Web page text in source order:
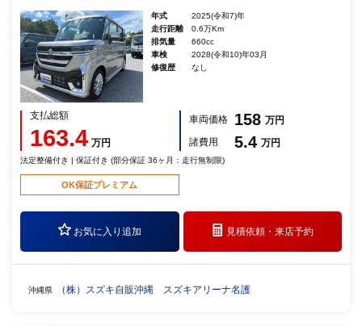
年式
2025(令和7)年
走行距離
0.6万Km
排気量
660cc
車検
2028(令和10)年03月
修復歴
なし
支払総額
163.4 万円
車両価格 158 万円
諸費用
5.4 万円
法定整備付き | 保証付き (部分保証 36ヶ月：走行無制限)
OK保証プレミアム
お気に入り追加 見積依頼・来店予約
沖縄県 （株）スズキ自販沖縄 スズキアリーナ名護